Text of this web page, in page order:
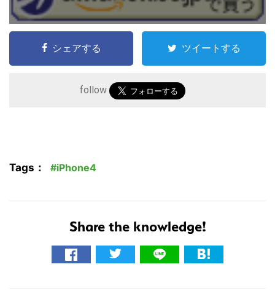
シェアする ツイートする
follow
Tags： iPhone4
Share the knowledge!
イ